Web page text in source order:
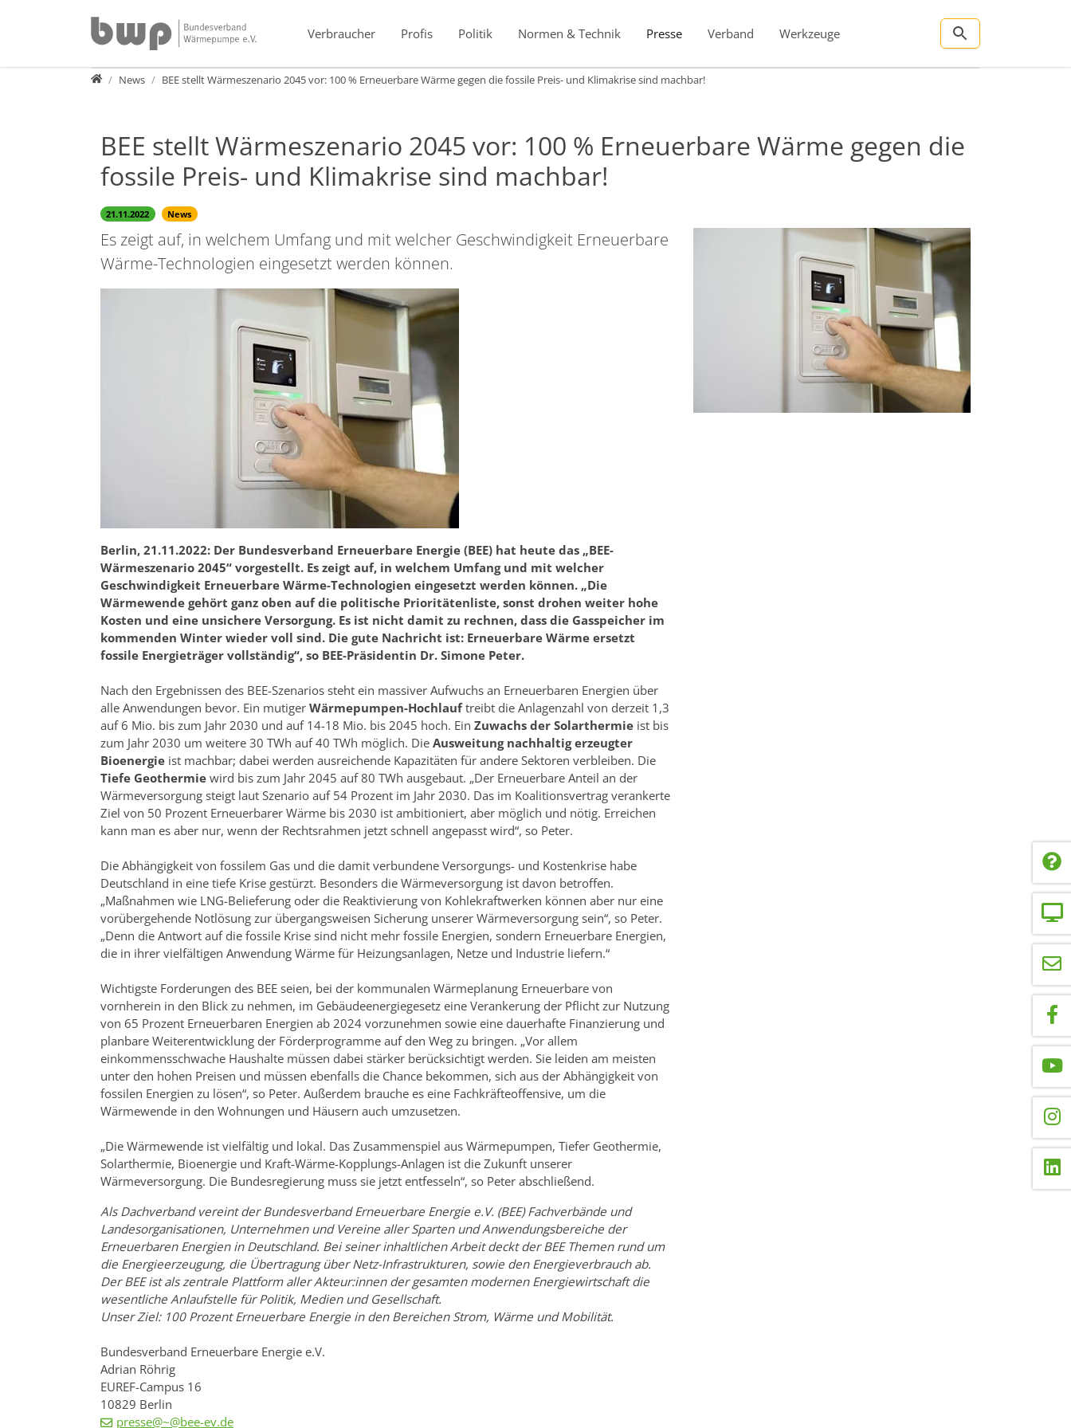
Verbraucher
Profis Politik Normen & Technik Presse Verband Werkzeuge
PresseNews BEE stellt Wärmeszenario 2045 vor: 100 % Erneuerbare Wärme gegen die fossile Preis- und Klimakrise sind machbar!
BEE stellt Wärmeszenario 2045 vor: 100 % Erneuerbare Wärme gegen die
fossile Preis- und Klimakrise sind machbar!
21.11.2022 News
Es zeigt auf, in welchem Umfang und mit welcher Geschwindigkeit Erneuerbare
Wärme-Technologien eingesetzt werden können.
Berlin, 21.11.2022: Der Bundesverband Erneuerbare Energie (BEE) hat heute das „BEE-
Wärmeszenario 2045“ vorgestellt. Es zeigt auf, in welchem Umfang und mit welcher
Geschwindigkeit Erneuerbare Wärme-Technologien eingesetzt werden können. „Die
Wärmewende gehört ganz oben auf die politische Prioritätenliste, sonst drohen weiter hohe
Kosten und eine unsichere Versorgung. Es ist nicht damit zu rechnen, dass die Gasspeicher im
kommenden Winter wieder voll sind. Die gute Nachricht ist: Erneuerbare Wärme ersetzt
fossile Energieträger vollständig“, so BEE-Präsidentin Dr. Simone Peter.
Nach den Ergebnissen des BEE-Szenarios steht ein massiver Aufwuchs an Erneuerbaren Energien über
alle Anwendungen bevor. Ein mutiger Wärmepumpen-Hochlauftreibt die Anlagenzahl von derzeit 1,3
auf 6 Mio. bis zum Jahr 2030 und auf 14-18 Mio. bis 2045 hoch. Ein Zuwachs der Solarthermie ist bis
zum Jahr 2030 um weitere 30 TWh auf 40 TWh möglich. Die Ausweitung nachhaltig erzeugter
Bioenergie ist machbar; dabei werden ausreichende Kapazitäten für andere Sektoren verbleiben. Die
Tiefe Geothermie wird bis zum Jahr 2045 auf 80 TWh ausgebaut. „Der Erneuerbare Anteil an der
Wärmeversorgung steigt laut Szenario auf 54 Prozent im Jahr 2030. Das im Koalitionsvertrag verankerte
Ziel von 50 Prozent Erneuerbarer Wärme bis 2030 ist ambitioniert, aber möglich und nötig. Erreichen
kann man es aber nur, wenn der Rechtsrahmen jetzt schnell angepasst wird“, so Peter.
Die Abhängigkeit von fossilem Gas und die damit verbundene Versorgungs- und Kostenkrise habe
Deutschland in eine tiefe Krise gestürzt. Besonders die Wärmeversorgung ist davon betroffen.
„Maßnahmen wie LNG-Belieferung oder die Reaktivierung von Kohlekraftwerken können aber nur eine
vorübergehende Notlösung zur übergangsweisen Sicherung unserer Wärmeversorgung sein“, so Peter.
„Denn die Antwort auf die fossile Krise sind nicht mehr fossile Energien, sondern Erneuerbare Energien,
die in ihrer vielfältigen Anwendung Wärme für Heizungsanlagen, Netze und Industrie liefern.“
Wichtigste Forderungen des BEE seien, bei der kommunalen Wärmeplanung Erneuerbare von
vornherein in den Blick zu nehmen, im Gebäudeenergiegesetz eine Verankerung der Pflicht zur Nutzung
von 65 Prozent Erneuerbaren Energien ab 2024 vorzunehmen sowie eine dauerhafte Finanzierung und
planbare Weiterentwicklung der Förderprogramme auf den Weg zu bringen. „Vor allem
einkommensschwache Haushalte müssen dabei stärker berücksichtigt werden. Sie leiden am meisten
unter den hohen Preisen und müssen ebenfalls die Chance bekommen, sich aus der Abhängigkeit von
fossilen Energien zu lösen“, so Peter. Außerdem brauche es eine Fachkräfteoffensive, um die
Wärmewende in den Wohnungen und Häusern auch umzusetzen.
„Die Wärmewende ist vielfältig und lokal. Das Zusammenspiel aus Wärmepumpen, Tiefer Geothermie,
Solarthermie, Bioenergie und Kraft-Wärme-Kopplungs-Anlagen ist die Zukunft unserer
Wärmeversorgung. Die Bundesregierung muss sie jetzt entfesseln“, so Peter abschließend.
Als Dachverband vereint der Bundesverband Erneuerbare Energie e.V. (BEE) Fachverbände und
Landesorganisationen, Unternehmen und Vereine aller Sparten und Anwendungsbereiche der
Erneuerbaren Energien in Deutschland. Bei seiner inhaltlichen Arbeit deckt der BEE Themen rund um
die Energieerzeugung, die Übertragung über Netz-Infrastrukturen, sowie den Energieverbrauch ab.
Der BEE ist als zentrale Plattform aller Akteur:innen der gesamten modernen Energiewirtschaft die
wesentliche Anlaufstelle für Politik, Medien und Gesellschaft.
Unser Ziel: 100 Prozent Erneuerbare Energie in den Bereichen Strom, Wärme und Mobilität.
Bundesverband Erneuerbare Energie e.V.
Adrian Röhrig
EUREF-Campus 16
10829 Berlin
presse@~@bee-ev.de